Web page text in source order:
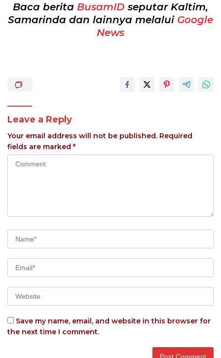
Baca berita BusamID seputar Kaltim,
Samarinda dan lainnya melalui Google
News
Leave a Reply
Your email address will not be published. Required
fields are marked *
Save my name, email, and website in this browser for
the next time I comment.